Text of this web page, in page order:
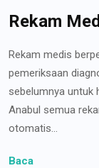
Rekam
Rekam medis
pemeriksaan
sebelumnya untuk
Anabul semua
otomatis...
Baca